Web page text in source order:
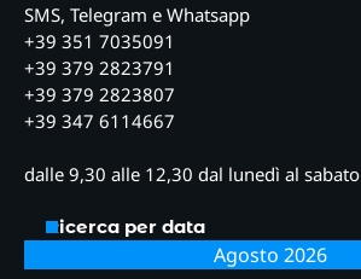
SMS, Telegram e Whatsapp
+39 351 7035091
+39 379 2823791
+39 379 2823807
+39 347 6114667
dalle 9,30 alle 12,30 dal lunedì al sabato
Ricerca per data
Agosto 2026